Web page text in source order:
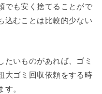
でも安く捨てることがで
込むことは比較的少ない
たいものがあれば、ゴミ
大ゴミ回収依頼をする時
。